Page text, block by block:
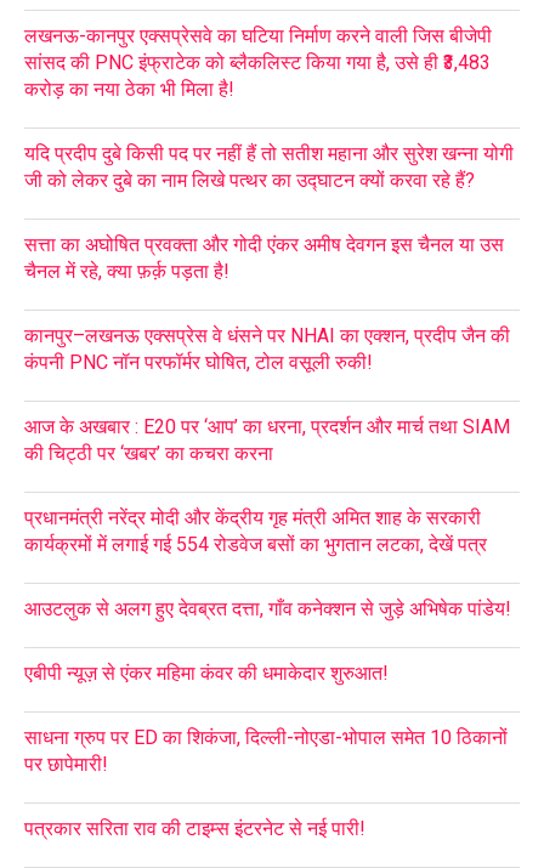
लखनऊ-कानपुर एक्सप्रेसवे का घटिया निर्माण करने वाली जिस बीजेपी
सांसद की PNC इंफ्राटेक को ब्लैकलिस्ट किया गया है, उसे ही ₹3,483
करोड़ का नया ठेका भी मिला है!
यदि प्रदीप दुबे किसी पद पर नहीं हैं तो सतीश महाना और सुरेश खन्ना योगी
जी को लेकर दुबे का नाम लिखे पत्थर का उद्घाटन क्यों करवा रहे हैं?
सत्ता का अघोषित प्रवक्ता और गोदी एंकर अमीष देवगन इस चैनल या उस
चैनल में रहे, क्या फ़र्क़ पड़ता है!
कानपुर–लखनऊ एक्सप्रेस वे धंसने पर NHAI का एक्शन, प्रदीप जैन की
कंपनी PNC नॉन परफॉर्मर घोषित, टोल वसूली रुकी!
आज के अखबार : E20 पर ‘आप’ का धरना, प्रदर्शन और मार्च तथा SIAM
की चिट्ठी पर ‘खबर’ का कचरा करना
प्रधानमंत्री नरेंद्र मोदी और केंद्रीय गृह मंत्री अमित शाह के सरकारी
कार्यक्रमों में लगाई गई 554 रोडवेज बसों का भुगतान लटका, देखें पत्र
आउटलुक से अलग हुए देवब्रत दत्ता, गाँव कनेक्शन से जुड़े अभिषेक पांडेय!
एबीपी न्यूज़ से एंकर महिमा कंवर की धमाकेदार शुरुआत!
साधना ग्रुप पर ED का शिकंजा, दिल्ली-नोएडा-भोपाल समेत 10 ठिकानों
पर छापेमारी!
पत्रकार सरिता राव की टाइम्स इंटरनेट से नई पारी!